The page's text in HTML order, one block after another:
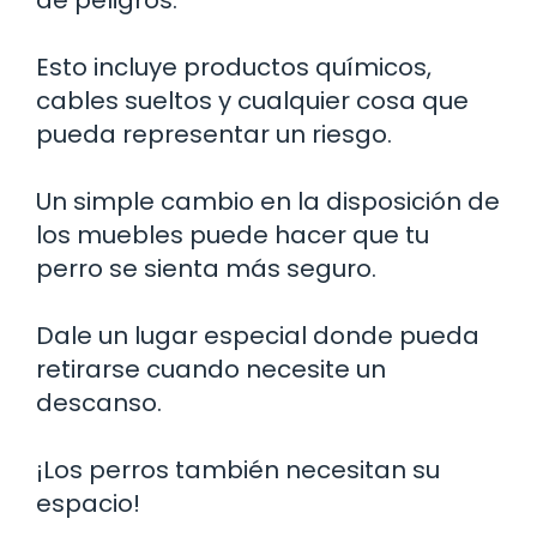
Esto incluye productos químicos,
cables sueltos y cualquier cosa que
pueda representar un riesgo.
Un simple cambio en la disposición de
los muebles puede hacer que tu
perro se sienta más seguro.
Dale un lugar especial donde pueda
retirarse cuando necesite un
descanso.
¡Los perros también necesitan su
espacio!